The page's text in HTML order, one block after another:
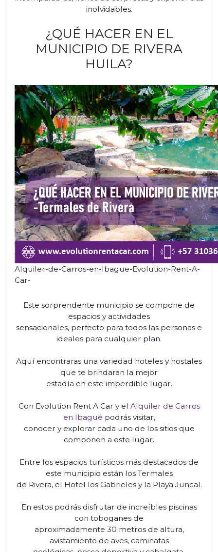
inolvidables.
¿QUÉ HACER EN EL
MUNICIPIO DE RIVERA
HUILA?
Alquiler-de-Carros-en-Ibague-Evolution-Rent-A-
Car-
Este sorprendente municipio se compone de
espacios y actividades
sensacionales, perfecto para todos las personas e
ideales para cualquier plan.
Aquí encontraras una variedad hoteles y hostales
que te brindaran la mejor
estadía en este imperdible lugar.
Con Evolution Rent A Car y el Alquiler de Carros
en Ibagué podrás visitar,
conocer y explorar cada uno de los sitios que
componen a este lugar.
Entre los espacios turísticos más destacados de
este municipio están los Termales
de Rivera, el Hotel los Gabrieles y la Playa Juncal.
En estos podrás disfrutar de increíbles piscinas
con toboganes de
aproximadamente 30 metros de altura,
avistamiento de aves, caminatas